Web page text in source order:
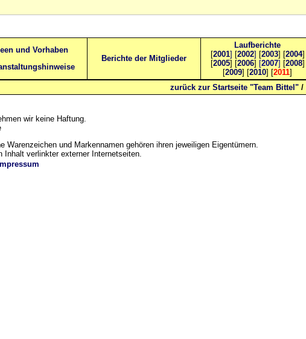
und Vorhaben
Berichte der Mitglieder
Laufberichte
[2001] [2002] [2003] [2004]
[2005] [2006] [2007] [2008]
[2009] [2010] [2011]
zurück zur Startseite "Team Bittel"/
wir keine Haftung.
Warenzeichen und Markennamen gehören ihren jeweiligen Eigentümern.
Inhalt verlinkter externer Internetseiten.
Impressum